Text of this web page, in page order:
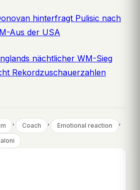
hinterfragt Pulisic nach
Aus der USA
nächtlicher WM-Sieg
Rekordzuschauerzahlen
, Coach , Emotional reaction ,